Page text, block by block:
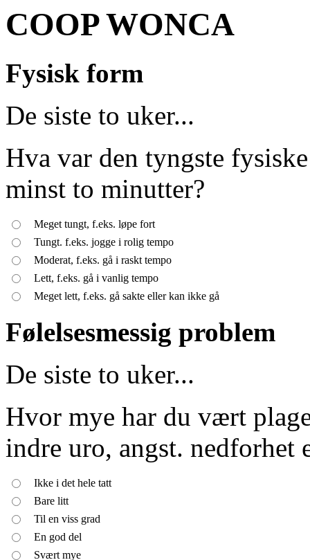
COOP WONCA
Fysisk form
De siste to uker...
Hva var den tyngste
minst to minutter?
Meget tungt, f.eks. løpe fort
Tungt. f.eks. jogge i rolig tempo
Moderat, f.eks. gå i raskt tempo
Lett, f.eks. gå i vanlig tempo
Meget lett, f.eks. gå sakte eller kan ikke gå
Følelsesmessig problem
De siste to uker...
Hvor mye har du vært
indre uro, angst. nedforhet
Ikke i det hele tatt
Bare litt
Til en viss grad
En god del
Svært mye